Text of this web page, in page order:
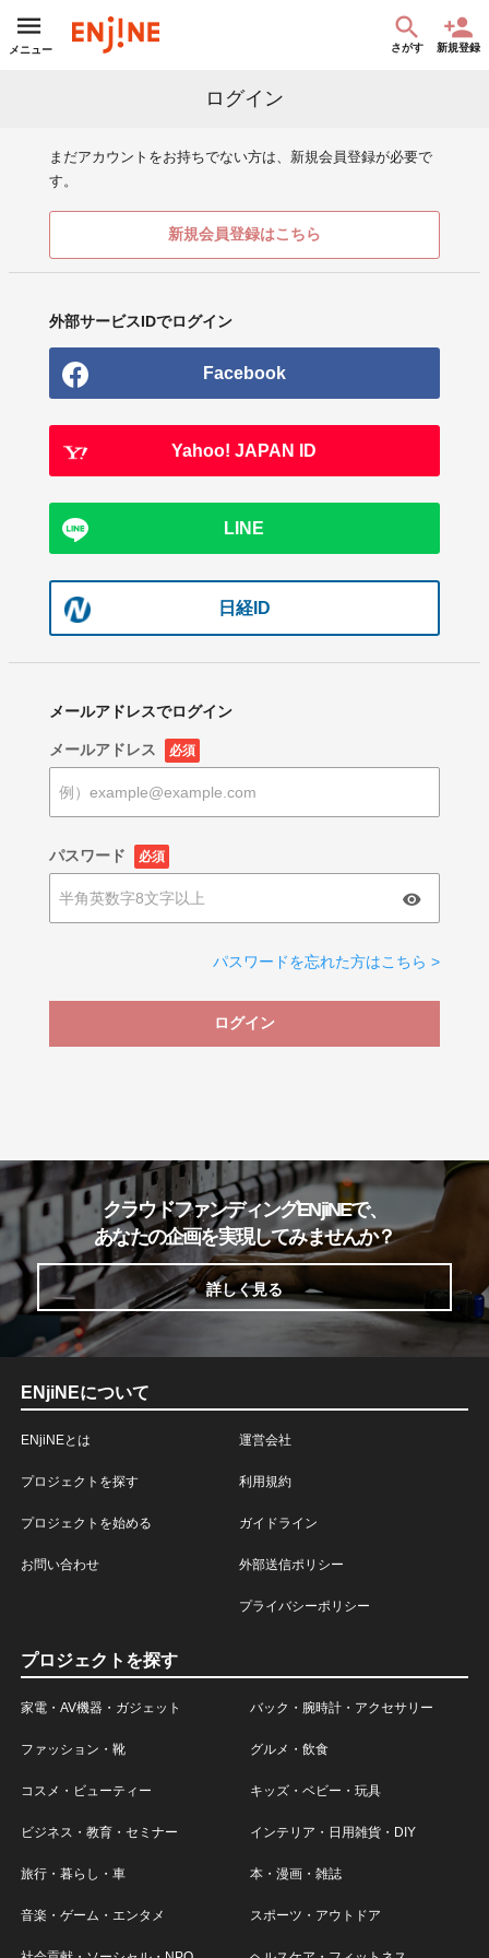
メニュー さがす 新規登録
ログイン
まだアカウントをお持ちでない方は、新規会員登録が必要で
す。
新規会員登録はこちら
外部サービスIDでログイン
Facebook
Yahoo! JAPAN ID
LINE
日経ID
メールアドレスでログイン
メールアドレス 必須
パスワード 必須
パスワードを忘れた方はこちら >
ログイン
クラウドファンディングENjiNEで、
あなたの企画を実現してみませんか？
詳しく見る
ENjiNEについて
ENjiNEとは
プロジェクトを探す
プロジェクトを始める
お問い合わせ
運営会社
利用規約
ガイドライン
外部送信ポリシー
プライバシーポリシー
プロジェクトを探す
家電・AV機器・ガジェット バック・腕時計・アクセサリー
ファッション・靴 グルメ・飲食
コスメ・ビューティー キッズ・ベビー・玩具
ビジネス・教育・セミナー インテリア・日用雑貨・DIY
旅行・暮らし・車 本・漫画・雑誌
音楽・ゲーム・エンタメ スポーツ・アウトドア